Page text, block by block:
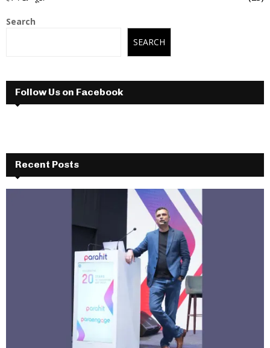
Search
SEARCH
Follow Us on Facebook
Recent Posts